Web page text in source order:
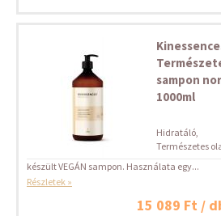
sampon
1000ml
Hidratáló,
Természetes
készült VEGÁN sampon. Használata egy...
Részletek »
15 089 Ft /